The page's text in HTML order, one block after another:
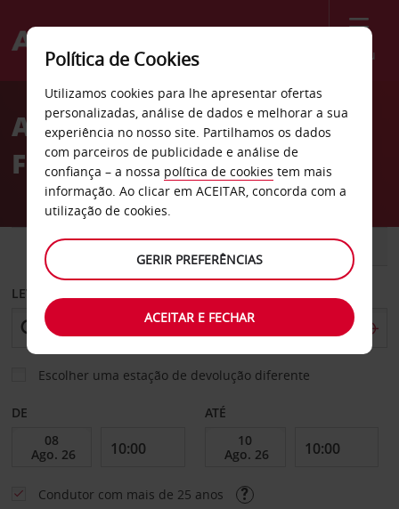
Menu
Welcome
AvisAlugar carro em
Fuerteventura com a Avis
CARRO COMERCIAIS
LEVANTAR EM
Escolher uma estação de devolução diferente
DE ATÉ
Condutor com mais de 25 anos
Política de Cookies
Utilizamos cookies para lhe apresentar ofertas
personalizadas, análise de dados e melhorar a sua
experiência no nosso site. Partilhamos os dados
com parceiros de publicidade e análise de
confiança – a nossa política de cookies tem mais
informação. Ao clicar em ACEITAR, concorda com a
utilização de cookies.
GERIR PREFERÊNCIAS
ACEITAR E FECHAR